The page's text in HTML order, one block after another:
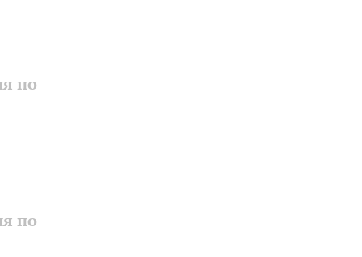
по
по